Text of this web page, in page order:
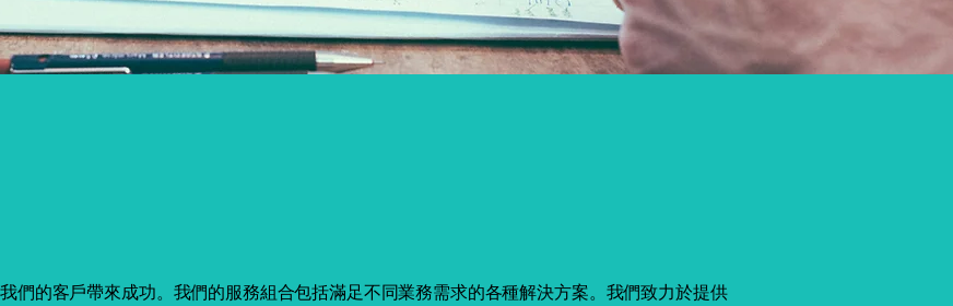
們的客戶帶來成功。我們的服務組合包括滿足不同業務需求的各種解決方案。我們致力於提供